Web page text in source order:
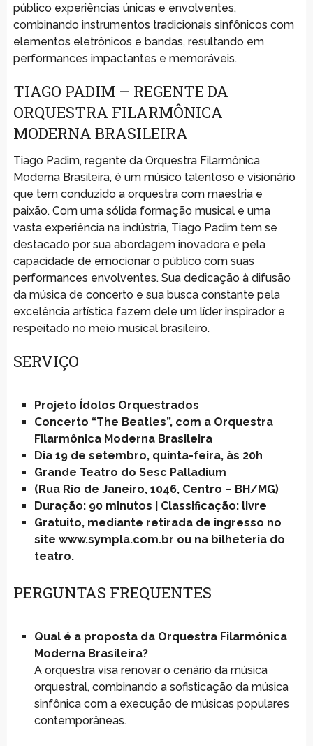
público experiências únicas e envolventes,
combinando instrumentos tradicionais sinfônicos com
elementos eletrônicos e bandas, resultando em
performances impactantes e memoráveis.
TIAGO PADIM – REGENTE DA
ORQUESTRA FILARMÔNICA
MODERNA BRASILEIRA
Tiago Padim, regente da Orquestra Filarmônica
Moderna Brasileira, é um músico talentoso e visionário
que tem conduzido a orquestra com maestria e
paixão. Com uma sólida formação musical e uma
vasta experiência na indústria, Tiago Padim tem se
destacado por sua abordagem inovadora e pela
capacidade de emocionar o público com suas
performances envolventes. Sua dedicação à difusão
da música de concerto e sua busca constante pela
excelência artística fazem dele um líder inspirador e
respeitado no meio musical brasileiro.
SERVIÇO
Projeto Ídolos Orquestrados
Concerto “The Beatles”, com a Orquestra
Filarmônica Moderna Brasileira
Dia 19 de setembro, quinta-feira, às 20h
Grande Teatro do Sesc Palladium
(Rua Rio de Janeiro, 1046, Centro – BH/MG)
Duração: 90 minutos | Classificação: livre
Gratuito, mediante retirada de ingresso no
site www.sympla.com.br ou na bilheteria do
teatro.
PERGUNTAS FREQUENTES
Qual é a proposta da Orquestra Filarmônica
Moderna Brasileira?
A orquestra visa renovar o cenário da música
orquestral, combinando a sofisticação da música
sinfônica com a execução de músicas populares
contemporâneas.